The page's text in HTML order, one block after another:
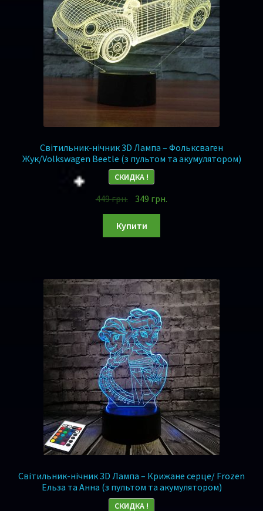
Світильник-нічник 3D Лампа – Фольксваген
Жук/Volkswagen Beetle (з пультом та акумулятором)
СКИДКА !
449грн. 349 грн.
Купити
Світильник-нічник 3D Лампа – Крижане серце/ Frozen
Ельза та Анна (з пультом та акумулятором)
СКИДКА !